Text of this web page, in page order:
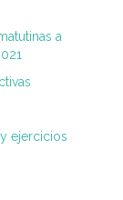
a
ejercicios